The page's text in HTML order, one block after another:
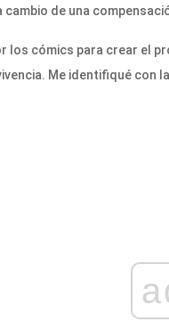
de una
los cómics para crear el
Me identifiqué con